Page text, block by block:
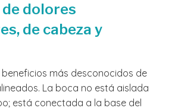
dolores
de cabeza y
beneficios más desconocidos de
La boca no está aislada
está conectada a la base del